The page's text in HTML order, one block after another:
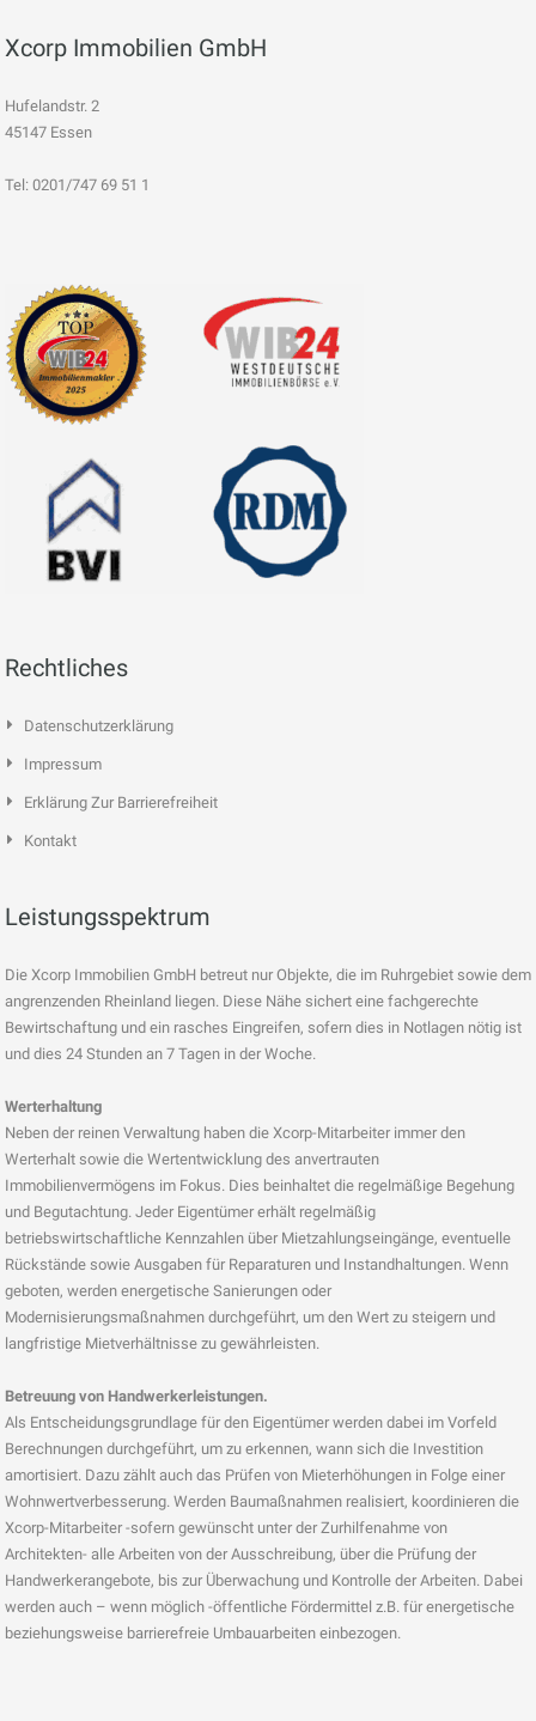
Xcorp Immobilien GmbH
Hufelandstr. 2
45147 Essen
Tel: 0201/747 69 51 1
Rechtliches
Datenschutzerklärung
Impressum
Erklärung Zur Barrierefreiheit
Kontakt
Leistungsspektrum
Die Xcorp Immobilien GmbH betreut nur Objekte, die im Ruhrgebiet sowie dem
angrenzenden Rheinland liegen. Diese Nähe sichert eine fachgerechte
Bewirtschaftung und ein rasches Eingreifen, sofern dies in Notlagen nötig ist
und dies 24 Stunden an 7 Tagen in der Woche.
Werterhaltung
Neben der reinen Verwaltung haben die Xcorp-Mitarbeiter immer den
Werterhalt sowie die Wertentwicklung des anvertrauten
Immobilienvermögens im Fokus. Dies beinhaltet die regelmäßige Begehung
und Begutachtung. Jeder Eigentümer erhält regelmäßig
betriebswirtschaftliche Kennzahlen über Mietzahlungseingänge, eventuelle
Rückstände sowie Ausgaben für Reparaturen und Instandhaltungen. Wenn
geboten, werden energetische Sanierungen oder
Modernisierungsmaßnahmen durchgeführt, um den Wert zu steigern und
langfristige Mietverhältnisse zu gewährleisten.
Betreuung von Handwerkerleistungen.
Als Entscheidungsgrundlage für den Eigentümer werden dabei im Vorfeld
Berechnungen durchgeführt, um zu erkennen, wann sich die Investition
amortisiert. Dazu zählt auch das Prüfen von Mieterhöhungen in Folge einer
Wohnwertverbesserung. Werden Baumaßnahmen realisiert, koordinieren die
Xcorp-Mitarbeiter -sofern gewünscht unter der Zurhilfenahme von
Architekten- alle Arbeiten von der Ausschreibung, über die Prüfung der
Handwerkerangebote, bis zur Überwachung und Kontrolle der Arbeiten. Dabei
werden auch – wenn möglich -öffentliche Fördermittel z.B. für energetische
beziehungsweise barrierefreie Umbauarbeiten einbezogen.